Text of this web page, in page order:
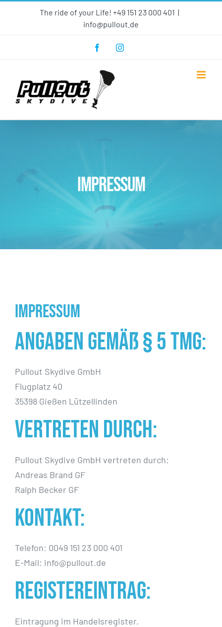
The ride of your Life! +49 151 23 000 401 |
info@pullout.de
FacebookInstagram
Impressum
Impressum
Angaben gemäß § 5 TMG:
Pullout Skydive GmbH
Flugplatz 40
35398 Gießen Lützellinden
Vertreten durch:
Pullout Skydive GmbH vertreten durch:
Andreas Brand GF
Ralph Becker GF
Kontakt:
Telefon: 0049 151 23 000 401
E-Mail: info@pullout.de
Registereintrag:
Eintragung im Handelsregister.